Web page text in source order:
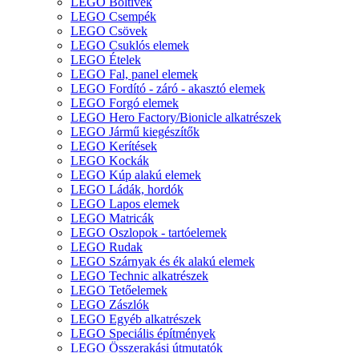
LEGO Csempék
LEGO Csövek
LEGO Csuklós elemek
LEGO Ételek
LEGO Fal, panel elemek
LEGO Fordító - záró - akasztó elemek
LEGO Forgó elemek
LEGO Hero Factory/Bionicle alkatrészek
LEGO Jármű kiegészítők
LEGO Kerítések
LEGO Kockák
LEGO Kúp alakú elemek
LEGO Ládák, hordók
LEGO Lapos elemek
LEGO Matricák
LEGO Oszlopok - tartóelemek
LEGO Rudak
LEGO Szárnyak és ék alakú elemek
LEGO Technic alkatrészek
LEGO Tetőelemek
LEGO Zászlók
LEGO Egyéb alkatrészek
LEGO Speciális építmények
LEGO Összerakási útmutatók